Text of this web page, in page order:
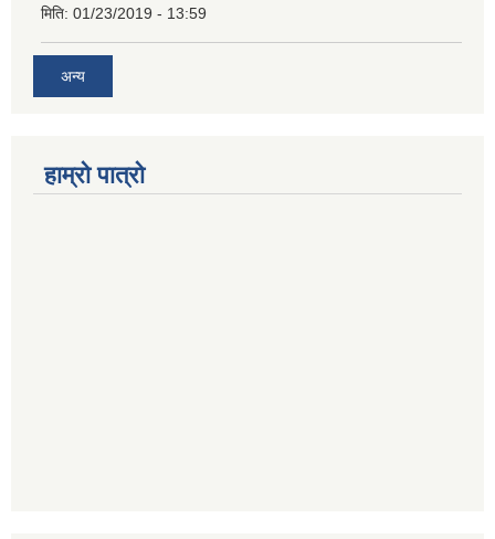
मिति: 01/23/2019 - 13:59
अन्य
हाम्रो पात्रो